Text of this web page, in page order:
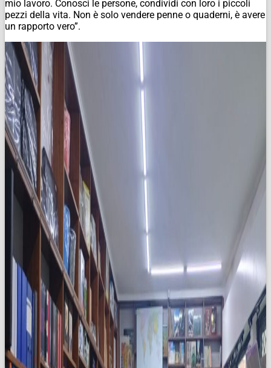
mio lavoro. Conosci le persone, condividi con loro i piccoli
pezzi della vita. Non è solo vendere penne o quaderni, è avere
un rapporto vero”.